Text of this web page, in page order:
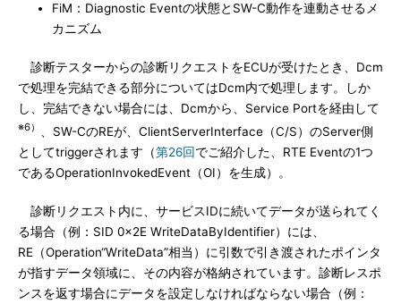
FiM：Diagnostic Eventの状態とSW-C動作を連動させるメ
カニズム
診断テスターからの診断リクエストをECUが受けたとき、Dcm
で処理を完結できる部分についてはDcm内で処理します。しか
し、完結できない場合には、Dcmから、Service Portを経由して
※6）
、SW-CのREが、ClientServerInterface（C/S）のServer側
としてtriggerされます（第26回でご紹介した、RTE Eventの1つ
であるOperationInvokedEvent（OI）を生成）。
診断リクエスト内に、サービスIDに続いてデータが送られてく
る場合（例：SID 0x2E WriteDataByIdentifier）には、
RE（Operation“WriteData”相当）に引数で引き渡されたポインタ
が指すデータ領域に、その内容が格納されています。診断レスポ
ンスを返す場合にデータを設定しなければならない場合（例：